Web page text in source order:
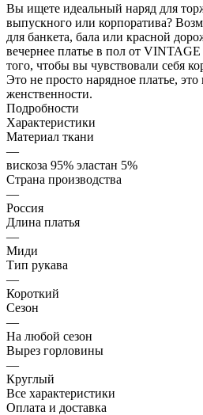
Вы ищете идеальный наряд для
выпускного или корпоратива?
для банкета, бала или красной
вечернее платье в пол от
того, чтобы вы чувствовали себя
Это не просто нарядное платье,
женственности.
Подробности
Характеристики
Материал ткани
—
вискоза 95% эластан 5%
Страна производства
—
Россия
Длина платья
—
Миди
Тип рукава
—
Короткий
Сезон
—
На любой сезон
Вырез горловины
—
Круглый
Все характеристики
Оплата и доставка